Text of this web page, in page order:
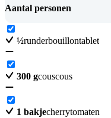
Aantal personen
½runderbouillontablet
300 gcouscous
1 bakjecherrytomaten